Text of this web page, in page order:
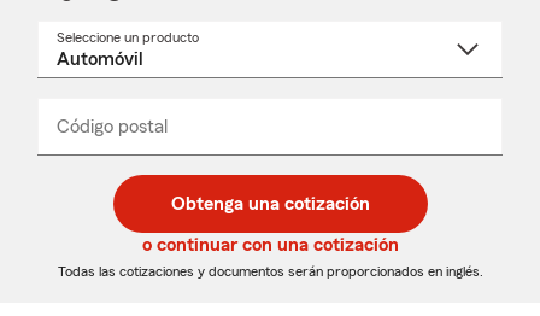
Seleccione un producto
desplegable
Código postal
de
5
dígitos
de
5
dígitos
_____
Obtenga una cotización
o continuar con una cotización
Todas las cotizaciones y documentos serán proporcionados en inglés.